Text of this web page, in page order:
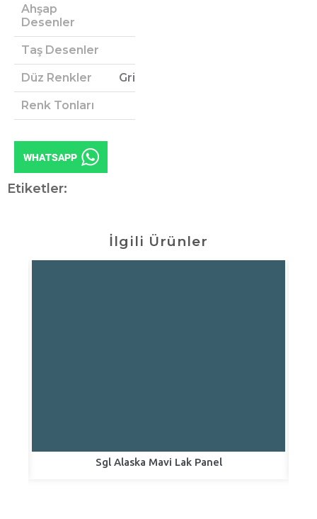
Ahşap
Desenler
Taş Desenler
Düz Renkler Gri
Renk Tonları
Etiketler:
İlgili Ürünler
Sgl Alaska Mavi Lak Panel